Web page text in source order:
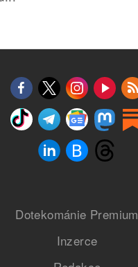
Dotekománie Premium
Inzerce